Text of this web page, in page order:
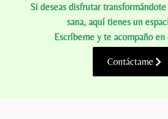
Si deseas disfrutar
sana, aquí tienes un
Escríbeme y te acompaño
Contáctame